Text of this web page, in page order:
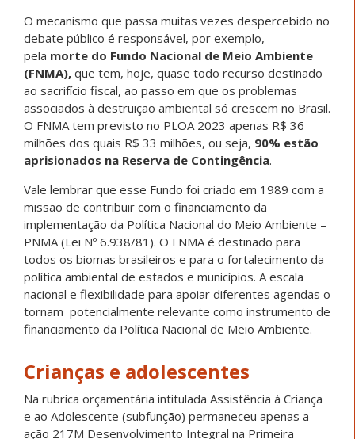
O mecanismo que passa muitas vezes despercebido no
debate público é responsável, por exemplo,
pela morte do Fundo Nacional de Meio Ambiente
(FNMA), que tem, hoje, quase todo recurso destinado
ao sacrifício fiscal, ao passo em que os problemas
associados à destruição ambiental só crescem no Brasil.
O FNMA tem previsto no PLOA 2023 apenas R$ 36
milhões dos quais R$ 33 milhões, ou seja, 90% estão
aprisionados na Reserva de Contingência.
Vale lembrar que esse Fundo foi criado em 1989 com a
missão de contribuir com o financiamento da
implementação da Política Nacional do Meio Ambiente –
PNMA (Lei Nº 6.938/81). O FNMA é destinado para
todos os biomas brasileiros e para o fortalecimento da
política ambiental de estados e municípios. A escala
nacional e flexibilidade para apoiar diferentes agendas o
tornam potencialmente relevante como instrumento de
financiamento da Política Nacional de Meio Ambiente.
Crianças e adolescentes
Na rubrica orçamentária intitulada Assistência à Criança
e ao Adolescente (subfunção) permaneceu apenas a
ação 217M Desenvolvimento Integral na Primeira